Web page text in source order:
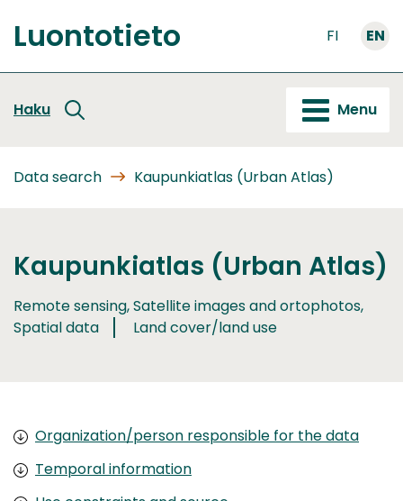
to
content
Front
Luontotieto FI EN
Haku Menu
Data search Kaupunkiatlas (Urban Atlas)
Kaupunkiatlas (Urban Atlas)
Remote sensing, Satellite images and ortophotos,
Spatial data
Land cover/land use
Organization/person responsible for the data
Temporal information